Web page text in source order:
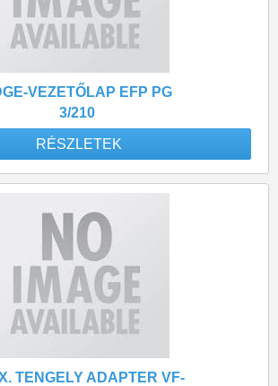
VEZETŐLAP EFP PG
3/210
RÉSZLETEK
TENGELY ADAPTER VF-